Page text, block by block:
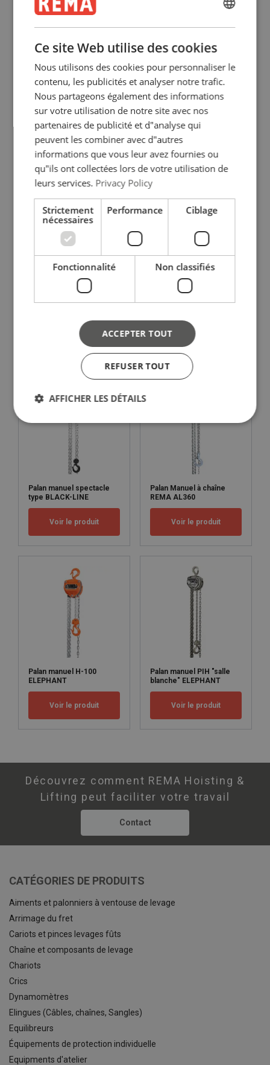
Palan manuel type 200
Voir le produit
combiné en HPR (hauteur
perdue réduite)
S20P palan/chariot
combiné en HPR (hauteur
Voir le produit
Palan manuel X-Line
Voir le produit
Palan manuel spectacle
type BLACK-LINE
Voir le produit
Palan Manuel à chaîne
REMA AL360
Voir le produit
Palan manuel H-100
ELEPHANT
Voir le produit
Palan manuel PIH "salle
blanche" ELEPHANT
Voir le produit
Découvrez comment REMA Hoisting &
Lifting peut faciliter votre travail
Contact
CATÉGORIES DE PRODUITS
Aiments et palonniers à ventouse de levage
Arrimage du fret
Cariots et pinces levages fûts
Chaîne et composants de levage
Chariots
Crics
Dynamomètres
Elingues (Câbles, chaînes, Sangles)
Equilibreurs
Équipements de protection individuelle
Equipments d'atelier
Ce site Web utilise des cookies
Nous utilisons des cookies pour personnaliser le
contenu, les publicités et analyser notre trafic.
Nous partageons également des informations
sur votre utilisation de notre site avec nos
partenaires de publicité et d"analyse qui
peuvent les combiner avec d"autres
informations que vous leur avez fournies ou
qu"ils ont collectées lors de votre utilisation de
leurs services. Privacy Policy
Strictement
nécessaires
Performance Ciblage
Fonctionnalité Non classifiés
ACCEPTER TOUT
REFUSER TOUT
AFFICHER LES DÉTAILS